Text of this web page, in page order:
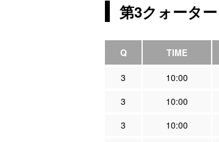
第3クォーター
Q TIME
3 10:00
3
10:00
3
10:00